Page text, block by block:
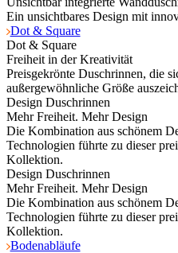
Ein unsichtbares Design mit
Dot & Square
Dot & Square
Freiheit in der Kreativität
Preisgekrönte Duschrinnen, die
außergewöhnliche Größe
Design Duschrinnen
Mehr Freiheit. Mehr Design
Die Kombination aus schönem
Technologien führte zu dieser
Kollektion.
Design Duschrinnen
Mehr Freiheit. Mehr Design
Die Kombination aus schönem
Technologien führte zu dieser
Kollektion.
Bodenabläufe